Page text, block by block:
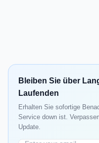
Bleiben Sie über
Laufenden
Erhalten Sie sofortige
Service down ist.
Update.